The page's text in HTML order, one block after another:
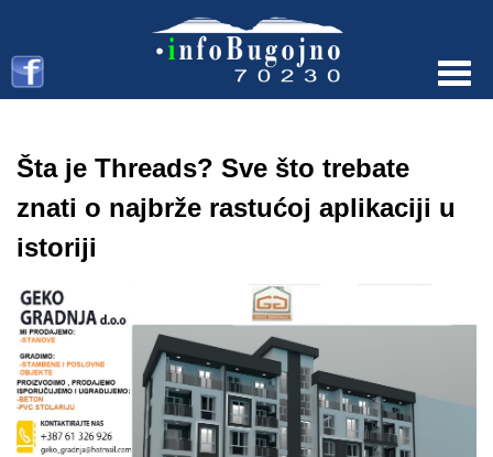
Šta je Threads? Sve što trebate
znati o najbrže rastućoj aplikaciji u
istoriji